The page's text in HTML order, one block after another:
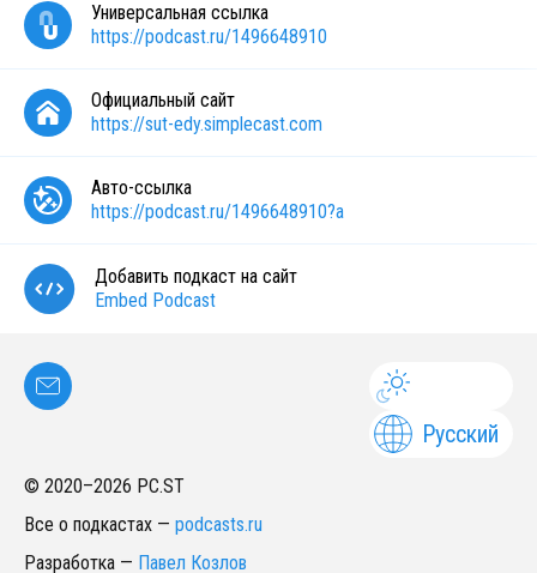
Универсальная ссылка
https://podcast.ru/1496648910
Официальный сайт
https://sut-edy.simplecast.com
Авто-ссылка
https://podcast.ru/1496648910?a
Добавить подкаст на сайт
Embed Podcast
Русский
© 2020–2026 PC.ST
Все о подкастах — podcasts.ru
Разработка — Павел Козлов